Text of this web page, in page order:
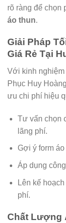
rõ ràng để chọn
áo thun.
Giải Pháp
Giá Rẻ Tại
Với kinh
Phục Huy
ưu chi phí hiệu
Tư vấn chọn
lãng phí.
Gợi ý form
Áp dụng
Lên kế
phí.
Chất Lượng